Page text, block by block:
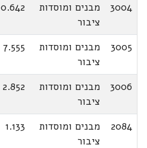
3004
מבנים ומוסדות
ציבור
0.642
3005
מבנים ומוסדות
ציבור
7.555
3006
מבנים ומוסדות
ציבור
2.852
2084
מבנים ומוסדות
ציבור
1.133